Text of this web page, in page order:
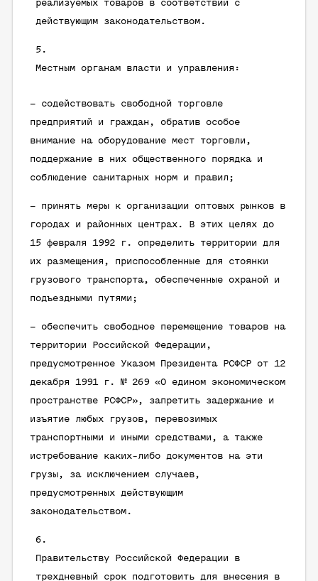
реализуемых товаров в соответствии с
действующим законодательством.
Местным органам власти и управления:
– содействовать свободной торговле
предприятий и граждан, обратив особое
внимание на оборудование мест торговли,
поддержание в них общественного порядка и
соблюдение санитарных норм и правил;
– принять меры к организации оптовых рынков в
городах и районных центрах. В этих целях до
15 февраля 1992 г. определить территории для
их размещения, приспособленные для стоянки
грузового транспорта, обеспеченные охраной и
подъездными путями;
– обеспечить свободное перемещение товаров на
территории Российской Федерации,
предусмотренное Указом Президента РСФСР от 12
декабря 1991 г. № 269 «О едином экономическом
пространстве РСФСР», запретить задержание и
изъятие любых грузов, перевозимых
транспортными и иными средствами, а также
истребование каких-либо документов на эти
грузы, за исключением случаев,
предусмотренных действующим
законодательством.
Правительству Российской Федерации в
трехдневный срок подготовить для внесения в